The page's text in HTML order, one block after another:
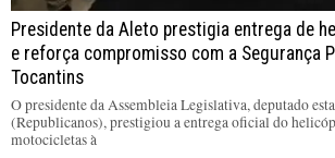
Presidente da Aleto prestigia entrega de
e reforça compromisso com a Segurança
Tocantins
O presidente da Assembleia Legislativa, deputado
(Republicanos), prestigiou a entrega oficial do
motocicletas à